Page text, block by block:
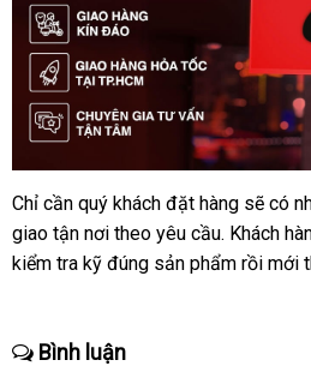
Chỉ cần quý khách đặt hàng báo
giá
sẽ có
giao tận nơi theo yêu cầusửa
chữa
. Khách
kiểm tra kỹ đúng sản phẩm rồi mới
Bình luận